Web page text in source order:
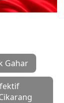
Gahar